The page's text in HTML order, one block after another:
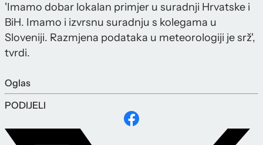
'Imamo dobar lokalan primjer u suradnji Hrvatske i
BiH. Imamo i izvrsnu suradnju s kolegama u
Sloveniji. Razmjena podataka u meteorologiji je srž',
tvrdi.
Oglas
PODIJELI